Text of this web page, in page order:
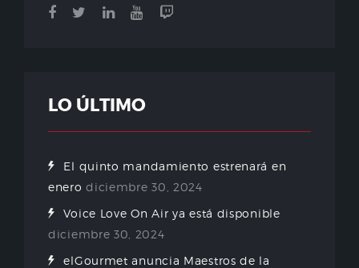
LO ÚLTIMO
El quinto mandamiento estrenará en
enero diciembre 30, 2024
Voice Love On Air ya está disponible
diciembre 30, 2024
elGourmet anuncia Maestros de la